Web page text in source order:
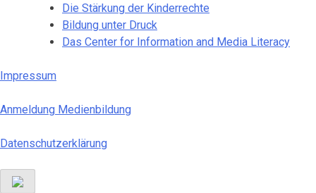
Die Stärkung der Kinderrechte
Bildung unter Druck
Das Center for Information and Media Literacy
Impressum
Anmeldung Medienbildung
Datenschutzerklärung